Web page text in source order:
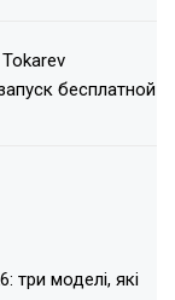
бесплатной
три моделі, які